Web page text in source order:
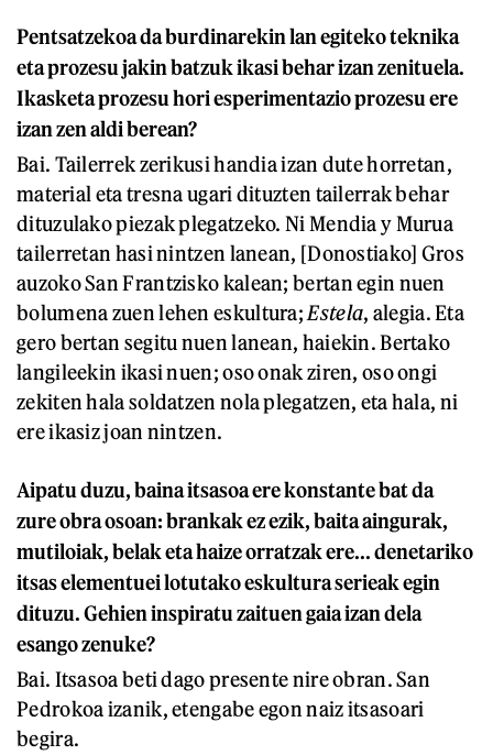
Pentsatzekoa da burdinarekin lan egiteko teknika
eta prozesu jakin batzuk ikasi behar izan zenituela.
Ikasketa prozesu hori esperimentazio prozesu ere
izan zen aldi berean?
Bai. Tailerrek zerikusi handia izan dute horretan,
material eta tresna ugari dituzten tailerrak behar
dituzulako piezak plegatzeko. Ni Mendia y Murua
tailerretan hasi nintzen lanean, [Donostiako] Gros
auzoko San Frantzisko kalean; bertan egin nuen
bolumena zuen lehen eskultura; Estela, alegia. Eta
gero bertan segitu nuen lanean, haiekin. Bertako
langileekin ikasi nuen; oso onak ziren, oso ongi
zekiten hala soldatzen nola plegatzen, eta hala, ni
ere ikasiz joan nintzen.
Aipatu duzu, baina itsasoa ere konstante bat da
zure obra osoan: brankak ez ezik, baita aingurak,
mutiloiak, belak eta haize orratzak ere... denetariko
itsas elementuei lotutako eskultura serieak egin
dituzu. Gehien inspiratu zaituen gaia izan dela
esango zenuke?
Bai. Itsasoa beti dago presente nire obran. San
Pedrokoa izanik, etengabe egon naiz itsasoari
begira.